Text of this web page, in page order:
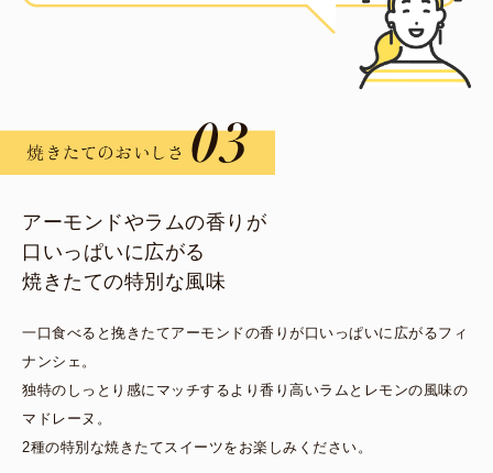
アーモンドやラムの香りが
口いっぱいに広がる
焼きたての特別な風味
一口食べると挽きたてアーモンドの香りが口いっぱいに広がるフィ
ナンシェ。
独特のしっとり感にマッチするより香り高いラムとレモンの風味の
マドレーヌ。
2種の特別な焼きたてスイーツをお楽しみください。